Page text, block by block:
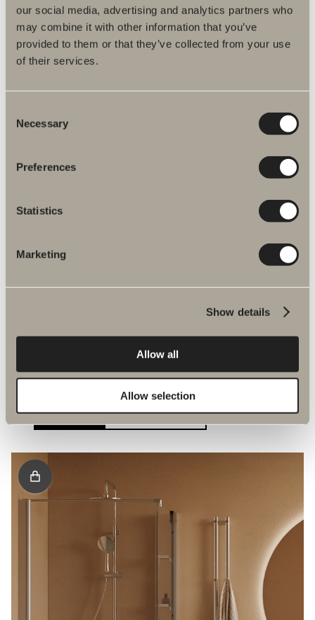
our social media, advertising and analytics partners who
may combine it with other information that you’ve
provided to them or that they’ve collected from your use
of their services.
Selection
Necessary
Preferences
Statistics
Marketing
Show details
Allow all
Allow selection
Skoga
Käytännöllisyys edellä
vesiputouksesta – luonnonkauneudesta,
voimasta ja mahdollisuuksista. Käytännöllisen
Skogan muotoilusta on helppo pitää.
LUE LISÄÄ NÄYTÄ TUOTTEET